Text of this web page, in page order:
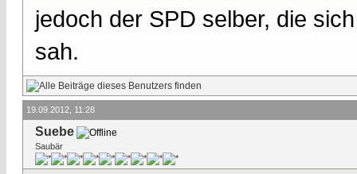
jedoch der SPD selber, die
sah.
19.09.2012, 11:28
Suebe
Saubär